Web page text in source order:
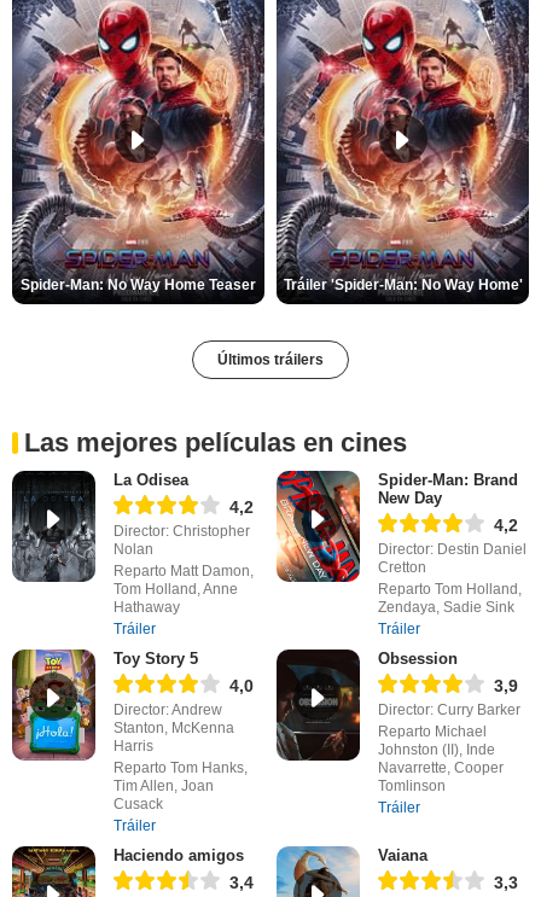
Spider-Man: No Way Home Teaser Tráiler 'Spider-Man: No Way Home'
Últimos tráilers
Las mejores películas en cines
La Odisea
4,2
Director: Christopher
Nolan
Reparto Matt Damon,
Tom Holland, Anne
Hathaway
Tráiler
Spider-Man: Brand
New Day
4,2
Director: Destin Daniel
Cretton
Reparto Tom Holland,
Zendaya, Sadie Sink
Tráiler
Toy Story 5
4,0
Director: Andrew
Stanton, McKenna
Harris
Reparto Tom Hanks,
Tim Allen, Joan
Cusack
Tráiler
Obsession
3,9
Director: Curry Barker
Reparto Michael
Johnston (II), Inde
Navarrette, Cooper
Tomlinson
Tráiler
Haciendo amigos
3,4
Vaiana
3,3